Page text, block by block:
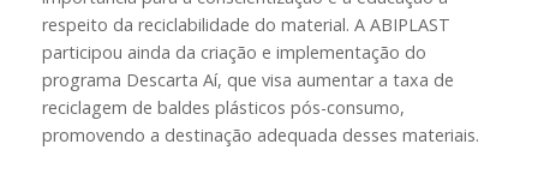
respeito da reciclabilidade do material. A ABIPLAST
participou ainda da criação e implementação do
programa Descarta Aí, que visa aumentar a taxa de
reciclagem de baldes plásticos pós-consumo,
promovendo a destinação adequada desses materiais.